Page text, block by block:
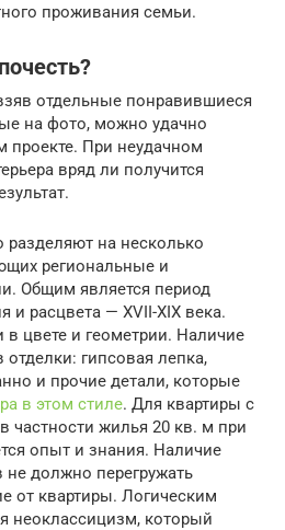
проживания семьи.
отдельные понравившиеся
на фото, можно удачно
проекте. При неудачном
вряд ли получится
на несколько
региональные и
Общим является период
и расцвета — XVII-XIX века.
цвете и геометрии. Наличие
гипсовая лепка,
и прочие детали, которые
в этом стиле. Для квартиры с
жилья 20 кв. м при
опыт и знания. Наличие
не должно перегружать
от квартиры. Логическим
неоклассицизм, который